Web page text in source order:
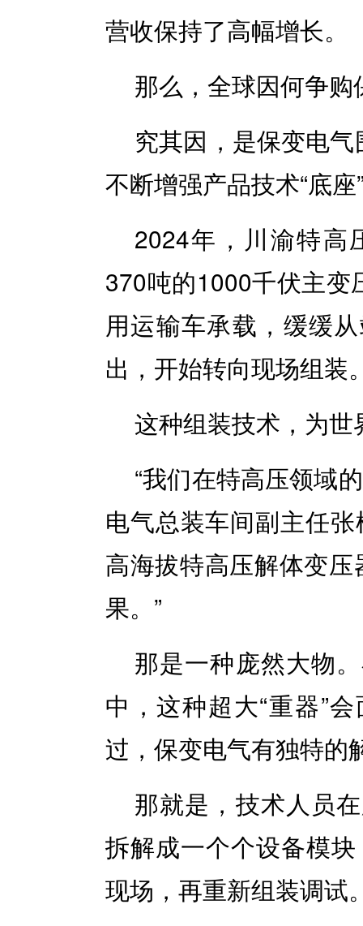
营收保持了高幅增长。
那么，全球因何争
究其因，是保变电气
不断增强产品技术“底座
2024年，川渝特高
370吨的1000千伏主变
用运输车承载，缓缓
出，开始转向现场组装
这种组装技术，为世
“我们在特高压领域
电气总装车间副主任
高海拔特高压解体变压
果。”
那是一种庞然大物
中，这种超大“重器”
过，保变电气有独特的
那就是，技术人员
拆解成一个个设备模
现场，再重新组装调试